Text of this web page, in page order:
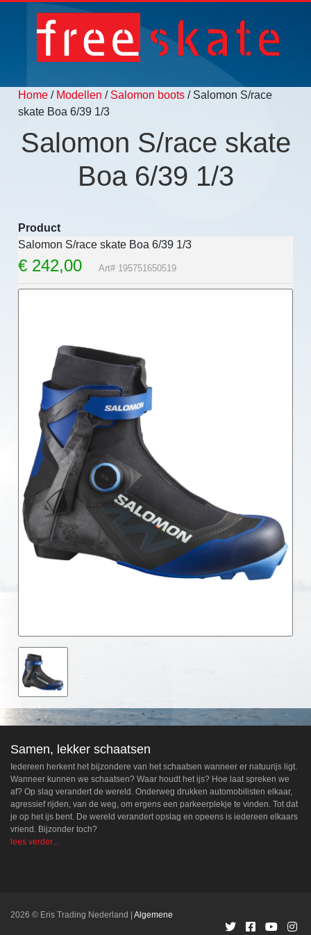
Home / Modellen / Salomon boots / Salomon S/race
skate Boa 6/39 1/3
Salomon S/race skate
Boa 6/39 1/3
Product
Salomon S/race skate Boa 6/39 1/3
€ 242,00 Art# 195751650519
Samen, lekker schaatsen
Iedereen herkent het bijzondere van het schaatsen wanneer er natuurijs ligt.
Wanneer kunnen we schaatsen? Waar houdt het ijs? Hoe laat spreken we
af? Op slag verandert de wereld. Onderweg drukken automobilisten elkaar,
agressief rijden, van de weg, om ergens een parkeerplekje te vinden. Tot dat
je op het ijs bent. De wereld verandert opslag en opeens is iedereen elkaars
vriend. Bijzonder toch?
lees verder...
2026 © Eris Trading Nederland Algemene